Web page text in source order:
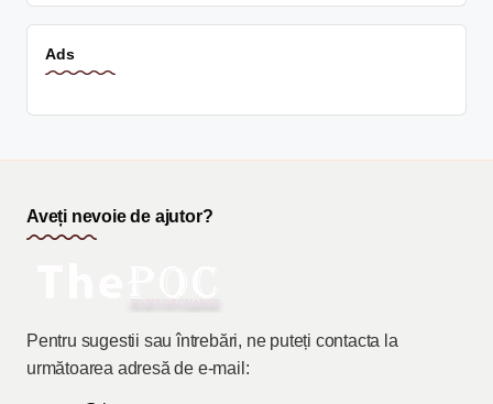
Ads
Aveți nevoie de ajutor?
Pentru sugestii sau întrebări, ne puteți contacta la
următoarea adresă de e-mail: